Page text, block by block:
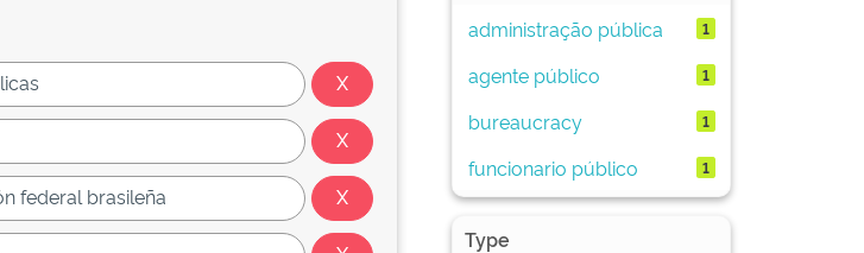
administração pública
1
agente público 1
bureaucracy 1
funcionario público 1
Type